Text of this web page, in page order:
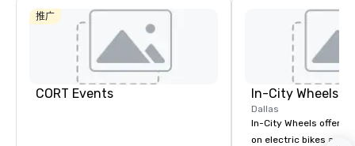
Crowne
Dallas
Ctr - Love
Field
Budget Suites
of America
Empire
Central/Dallas
推广
CORT Events In-City Wheels
Dallas
In-City Wheels offers
on electric bikes and